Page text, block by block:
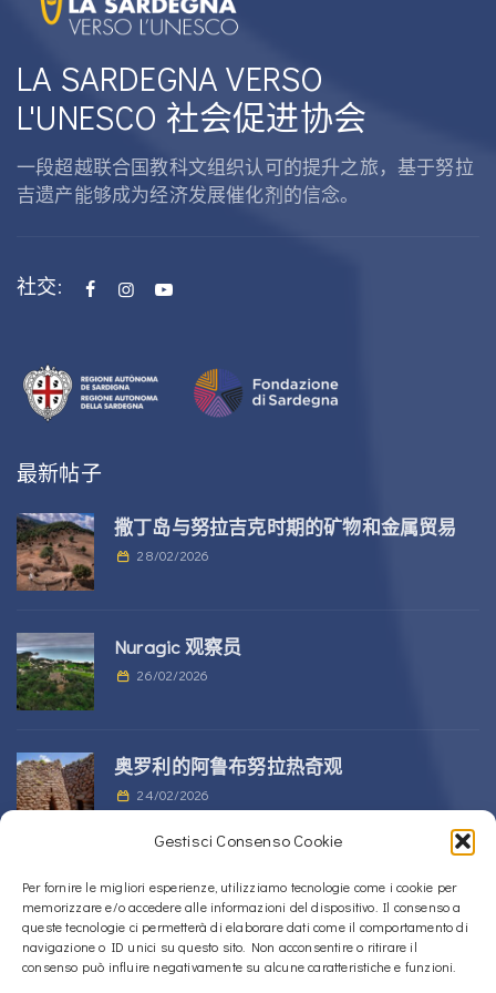
Gestisci Consenso Cookie
Per fornire le migliori esperienze, utilizziamo tecnologie come i cookie per
memorizzare e/o accedere alle informazioni del dispositivo. Il consenso a
queste tecnologie ci permetterà di elaborare dati come il comportamento di
navigazione o ID unici su questo sito. Non acconsentire o ritirare il
consenso può influire negativamente su alcune caratteristiche e funzioni.
LA SARDEGNA VERSO
L'UNESCO 社会促进协会
一段超越联合国教科文组织认可的提升之旅，基于努拉
吉遗产能够成为经济发展催化剂的信念。
社交:
最新帖子
撒丁岛与努拉吉克时期的矿物和金属贸易
28/02/2026
Nuragic 观察员
26/02/2026
奥罗利的阿鲁布努拉热奇观
24/02/2026
位于 Alà dei Sardi 的 Sos Nurattolos
Nuragic 建筑群
23/02/2026